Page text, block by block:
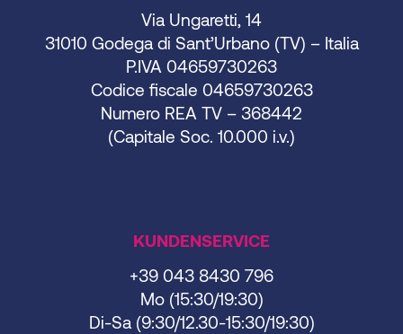
Via Ungaretti, 14
31010 Godega di Sant’Urbano (TV) – Italia
P.IVA 04659730263
Codice fiscale 04659730263
Numero REA TV – 368442
(Capitale Soc. 10.000 i.v.)
KUNDENSERVICE
+39 043 8430 796
Mo (15:30/19:30)
Di-Sa (9:30/12.30-15:30/19:30)